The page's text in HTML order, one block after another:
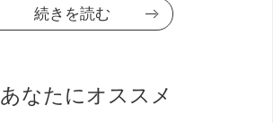
続きを読む
あなたにオススメ